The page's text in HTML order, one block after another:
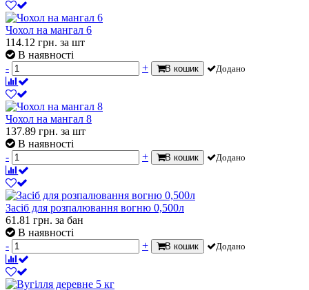
Чохол на мангал 6
114.12 грн. за шт
В наявності
-
+ В кошик Додано
Чохол на мангал 8
137.89 грн. за шт
В наявності
-
+ В кошик Додано
Засіб для розпалювання вогню 0,500л
61.81 грн. за бан
В наявності
-
+ В кошик Додано